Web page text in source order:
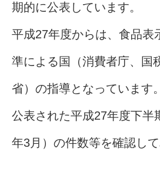
期的に公表しています。
平成27年度からは、食品表
準による国（消費者庁、国
省）の指導となっています
公表された平成27年度下半
年3月）の件数等を確認し